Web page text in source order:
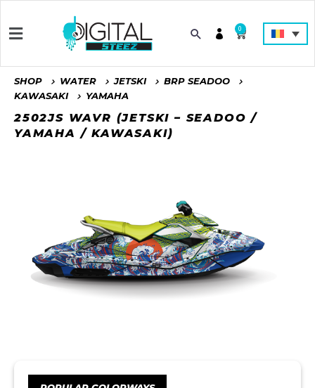
0
SHOP WATER JETSKI
BRP SEADOO
KAWASAKI
YAMAHA
2502JS WAVR (JETSKI – SEADOO /
YAMAHA / KAWASAKI)